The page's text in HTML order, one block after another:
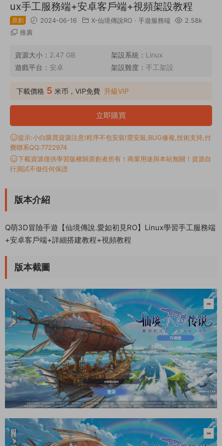
ux手工服務端+安卓客戶端+視頻架設教程
原創 2024-06-16 X-仙境傳說RO · 手遊服務端
2.58k
推廣
資源大小： 2.47 GB 架設系統： Linux
遊戲平台： 安卓 架設難度： 手工架設
下載價格 5 米币，VIP免費 升級VIP
立即購買
提示:小白購買資源注意!程序不包安裝!需安裝,BUG修複,技術支持,付
費聯系QQ:7722974
下載資源僅供學習版權歸原創者所有！商業用途與本站無關！資源自
行測試不做任何保證
版本介紹
Q萌3D冒險手遊【仙境傳說.愛如初見RO】Linux學習手工服務端
+安卓客戶端+詳細搭建教程+視頻教程
版本截圖